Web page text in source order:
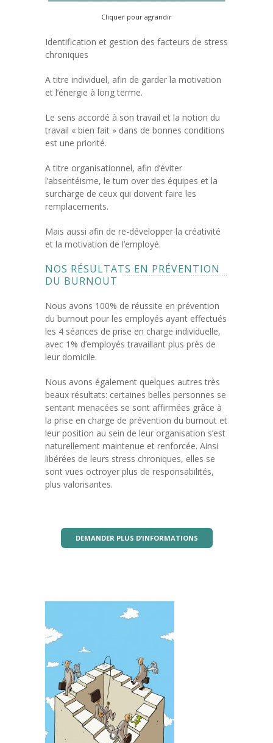
Cliquer pour agrandir
Identification et gestion des facteurs de stress
chroniques
A titre individuel, afin de garder la motivation
et l’énergie à long terme.
Le sens accordé à son travail et la notion du
travail « bien fait » dans de bonnes conditions
est une priorité.
A titre organisationnel, afin d’éviter
l’absentéisme, le turn over des équipes et la
surcharge de ceux qui doivent faire les
remplacements.
Mais aussi afin de re-développer la créativité
et la motivation de l’employé.
NOS RÉSULTATS EN PRÉVENTION
DU BURNOUT
Nous avons 100% de réussite en prévention
du burnout pour les employés ayant effectués
les 4 séances de prise en charge individuelle,
avec 1% d’employés travaillant plus près de
leur domicile.
Nous avons également quelques autres très
beaux résultats: certaines belles personnes se
sentant menacées se sont affirmées grâce à
la prise en charge de prévention du burnout et
leur position au sein de leur organisation s’est
naturellement maintenue et renforcée. Ainsi
libérées de leurs stress chroniques, elles se
sont vues octroyer plus de responsabilités,
plus valorisantes.
DEMANDER PLUS D’INFORMATIONS